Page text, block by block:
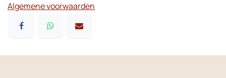
Algemene voorwaarden